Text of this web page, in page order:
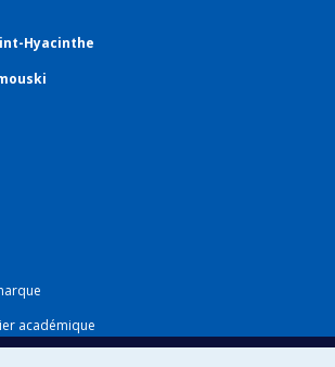
Hyacinthe
académique